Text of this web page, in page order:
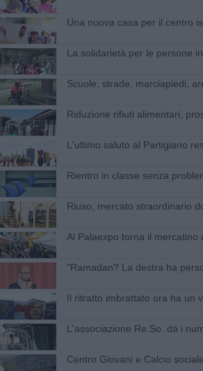
Una nuova casa per il centro
La solidarietà per le persone
Scuole, strade, marciapiedi,
Riduzione rifiuti alimentari,
L'ultimo saluto al Partigiano
Rientro in classe senza
Riuso, mercato straordinario
Al Palaexpo torna il mercatino
"Ramadan? La destra ha
Il ritratto imbrattato ora ha un
L'associazione Re.So. dà i
Centro Giovani e Calcio